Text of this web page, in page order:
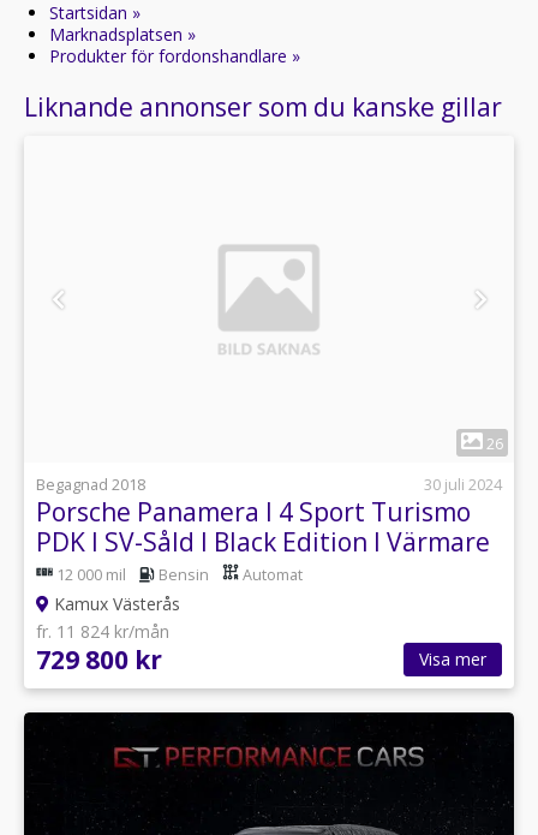
Startsidan »
Marknadsplatsen »
Produkter för fordonshandlare »
Liknande annonser som du kanske gillar
26
Begagnad 2018
30 juli 2024
Porsche Panamera I 4 Sport Turismo
PDK I SV-Såld I Black Edition I Värmare
I Drag
12 000 mil Bensin Automat
Kamux Västerås
fr. 11 824 kr/mån
729 800 kr Visa mer